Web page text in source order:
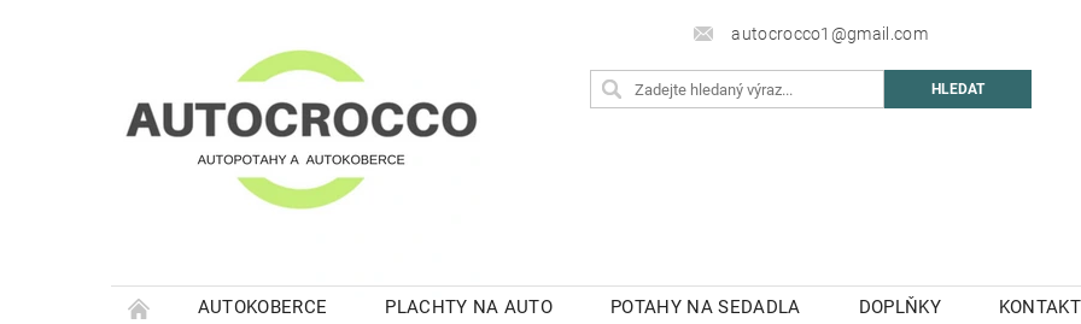
autocrocco1@gmail.com
AUTOKOBERCE PLACHTY NA AUTO POTAHY NA SEDADLA DOPLŇKY